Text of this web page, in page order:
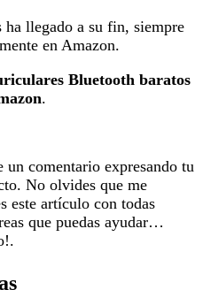
ha llegado a su fin, siempre
en Amazon.
Bluetooth baratos
.
un comentario expresando tu
No olvides que me
este artículo con todas
que puedas ayudar…